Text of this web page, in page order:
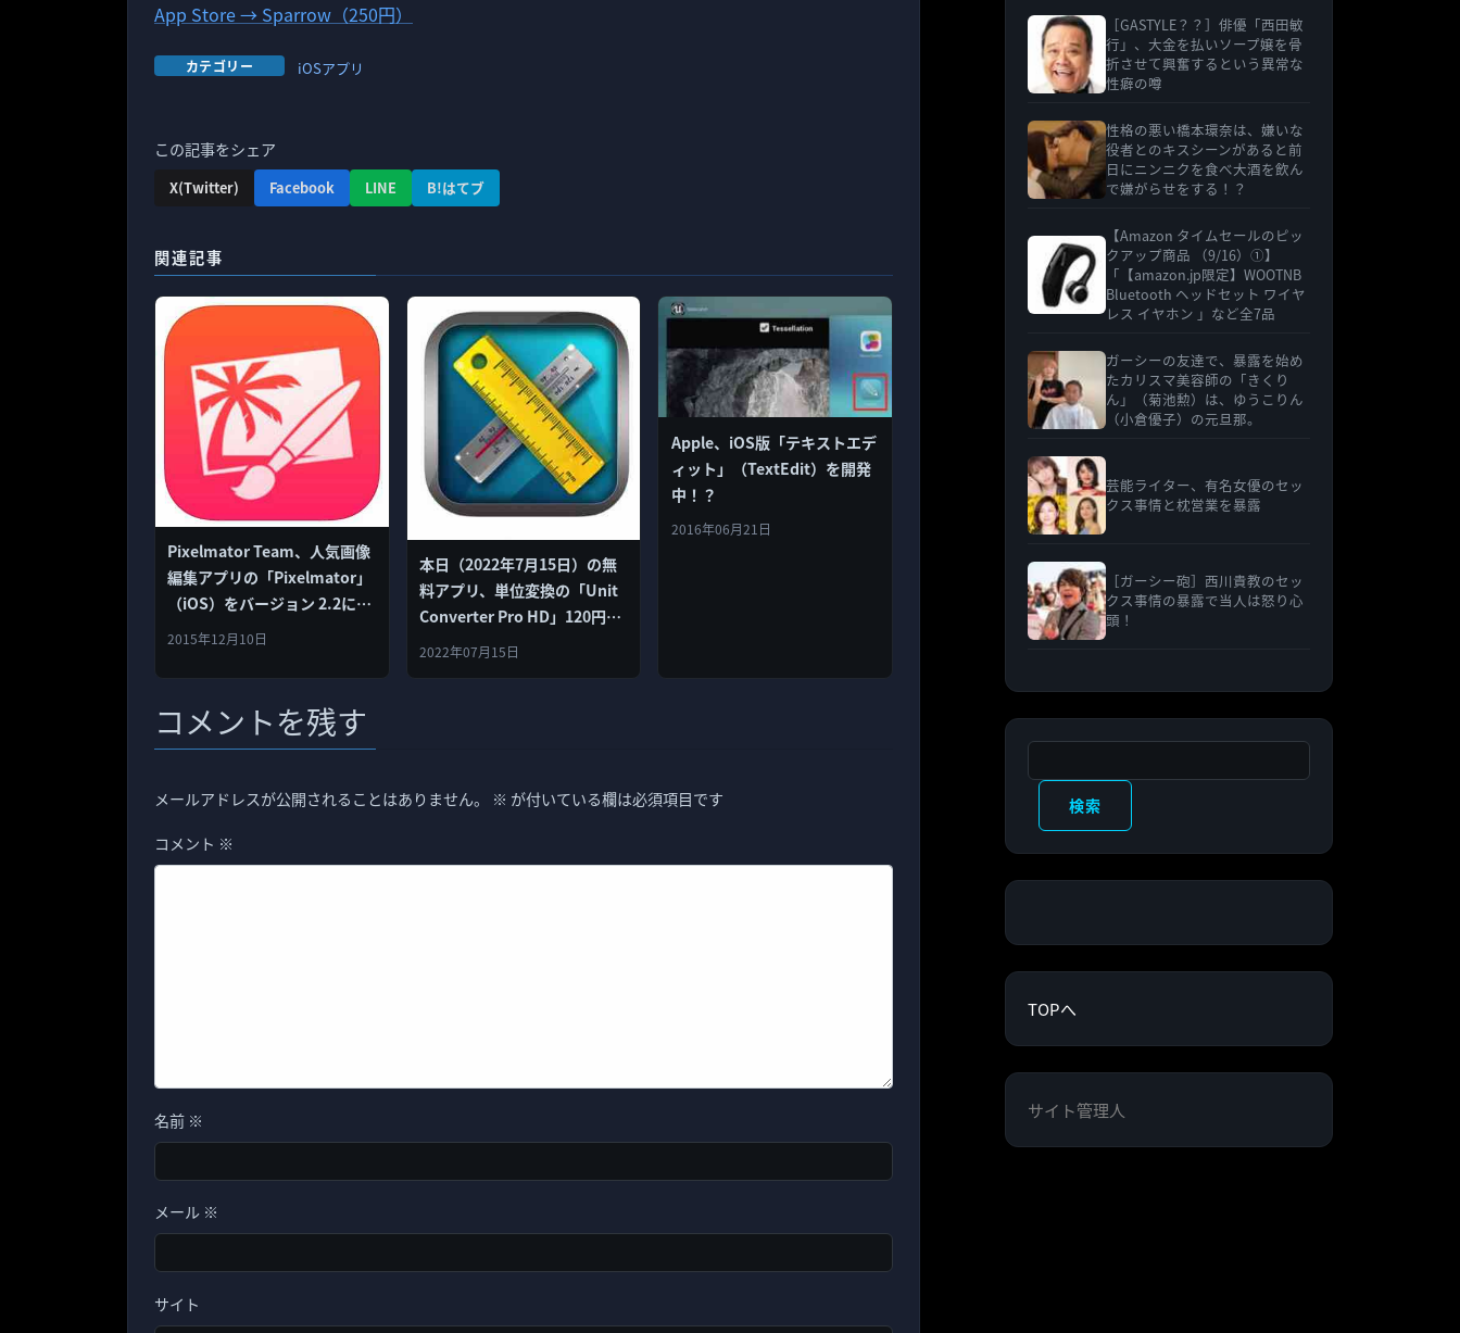
App Store → Sparrow（250円）
カテゴリー iOSアプリ
この記事をシェア
X(Twitter) Facebook LINE B!はてブ
関連記事
Pixelmator Team、人気画像
編集アプリの「Pixelmator」
（iOS）をバージョン 2.2にア
ップデート！
2015年12月10日
本日（2022年7月15日）の無
料アプリ、単位変換の「Unit
Converter Pro HD」120円→
無料
2022年07月15日
Apple、iOS版「テキストエデ
ィット」（TextEdit）を開発
中！？
2016年06月21日
コメントを残す
メールアドレスが公開されることはありません。 ※ が付いている欄は必須項目です
コメント ※
名前 ※
メール ※
サイト
［GASTYLE？？］俳優「西田敏
行」、大金を払いソープ嬢を骨
折させて興奮するという異常な
性癖の噂
性格の悪い橋本環奈は、嫌いな
役者とのキスシーンがあると前
日にニンニクを食べ大酒を飲ん
で嫌がらせをする！？
【Amazon タイムセールのピッ
クアップ商品 （9/16）①】
「【amazon.jp限定】WOOTNB
Bluetooth ヘッドセット ワイヤ
レス イヤホン 」など全7品
ガーシーの友達で、暴露を始め
たカリスマ美容師の「きくり
ん」（菊池勲）は、ゆうこりん
（小倉優子）の元旦那。
芸能ライター、有名女優のセッ
クス事情と枕営業を暴露
［ガーシー砲］西川貴教のセッ
クス事情の暴露で当人は怒り心
頭！
検索
TOPへ
サイト管理人